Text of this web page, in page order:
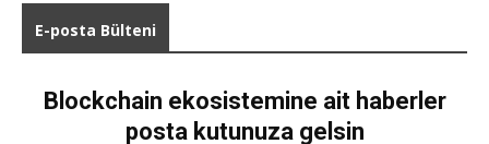
E-posta Bülteni
Blockchain ekosistemine ait haberler
posta kutunuza gelsin